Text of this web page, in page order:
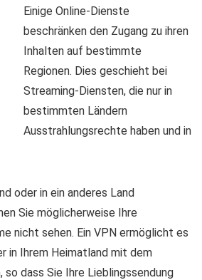
Einige Online-Dienste
beschränken den Zugang zu ihren
Inhalten auf bestimmte
Regionen. Dies geschieht bei
Streaming-Diensten, die nur in
bestimmten Ländern
Ausstrahlungsrechte haben und in
oder in ein anderes Land
Sie möglicherweise Ihre
nicht sehen. Ein VPN ermöglicht es
in Ihrem Heimatland mit dem
so dass Sie Ihre Lieblingssendung